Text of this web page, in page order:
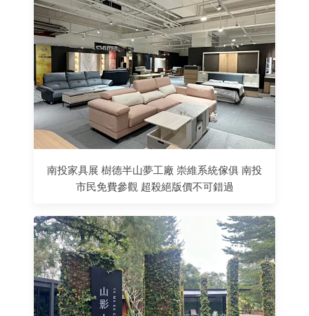
南投家具展 樹德半山夢工廠 崇維系統傢俱 南投
市民免費參觀 超殺絕版價不可錯過